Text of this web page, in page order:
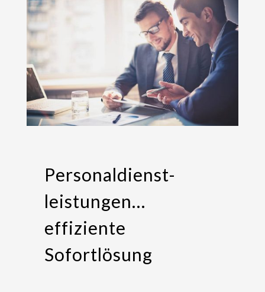
Personaldienst-
leistungen…
effiziente
Sofortlösung